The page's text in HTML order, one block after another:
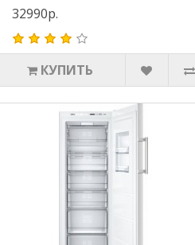
32990р.
КУПИТЬ